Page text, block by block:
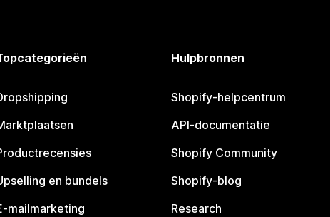
en bundels
mailmarketing
Hulpbronnen
Shopify-helpcentrum
API-documentatie
Shopify Community
Shopify-blog
Research